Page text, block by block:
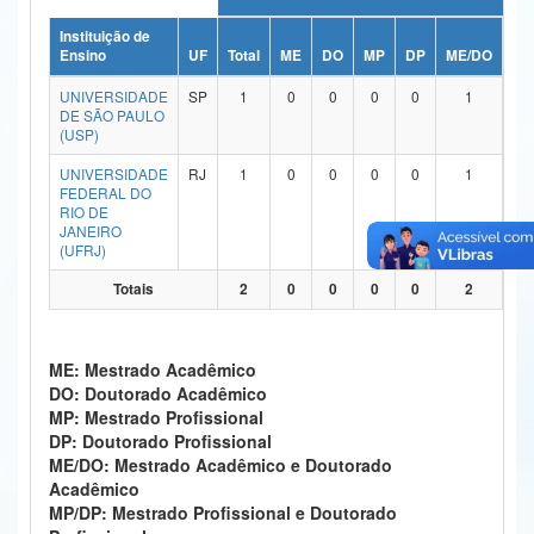
Ministério da Ciência, Tecnologia, Inovações e Comunicações
Ministério do Meio Ambiente
Ministério do Turismo
Ministério do Desenvolvimento Regional
Controladoria-Geral da União
Ministério da Mulher, da Família e dos Direitos Humanos
Secretaria-Geral
Secretaria de Governo
Gabinete de Segurança Institucional
Advocacia-Geral da União
Banco Central do Brasil
Instituição de
Ensino
UF Total ME DO MP DP ME/DO
UNIVERSIDADE
DE SÃO PAULO
(USP)
SP 1 0 0 0 0 1
UNIVERSIDADE
FEDERAL DO
RIO DE
JANEIRO
(UFRJ)
RJ 1 0 0 0 0 1
Totais 2 0 0 0 0 2
ME: Mestrado Acadêmico
DO: Doutorado Acadêmico
MP: Mestrado Profissional
DP: Doutorado Profissional
ME/DO: Mestrado Acadêmico e Doutorado
Acadêmico
MP/DP: Mestrado Profissional e Doutorado